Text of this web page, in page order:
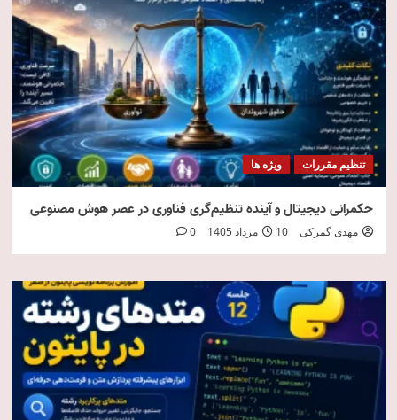
تنظیم مقررات ویژه ها
حکمرانی دیجیتال و آینده تنظیم‌گری فناوری در عصر هوش مصنوعی
مهدی گمرکی 10 مرداد 1405 0